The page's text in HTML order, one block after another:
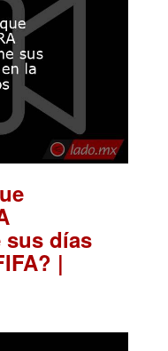
sus días
|